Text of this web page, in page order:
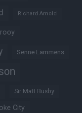
Richard Arnold
Senne Lammens
Sir Matt Busby
City